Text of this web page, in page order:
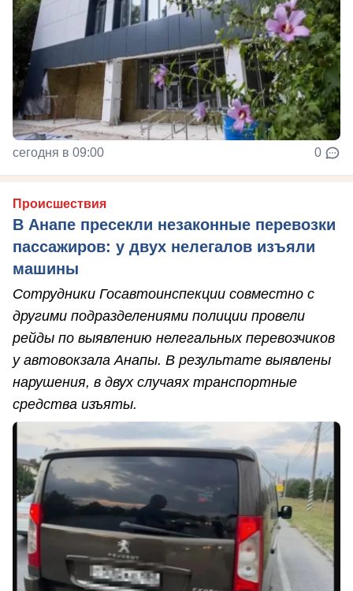
сегодня в 09:00 0
Происшествия
В Анапе пресекли незаконные перевозки
пассажиров: у двух нелегалов изъяли
машины
Сотрудники Госавтоинспекции совместно с
другими подразделениями полиции провели
рейды по выявлению нелегальных перевозчиков
у автовокзала Анапы. В результате выявлены
нарушения, в двух случаях транспортные
средства изъяты.